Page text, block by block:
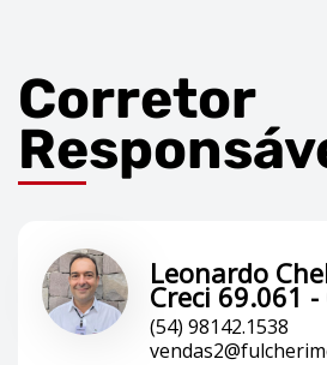
Corretor
Leonardo
Creci 69.061
(54) 98142.1538